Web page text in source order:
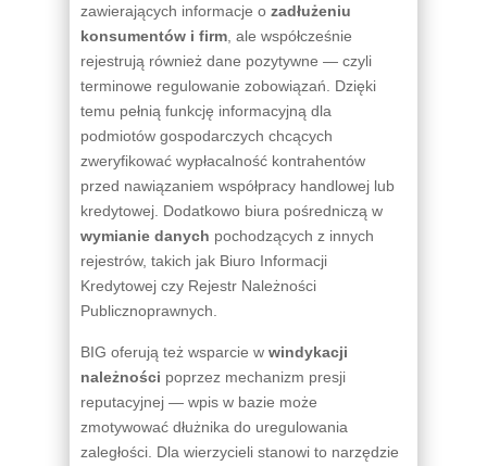
zawierających informacje o zadłużeniu
konsumentów i firm , ale współcześnie
rejestrują również dane pozytywne — czyli
terminowe regulowanie zobowiązań. Dzięki
temu pełnią funkcję informacyjną dla
podmiotów gospodarczych chcących
zweryfikować wypłacalność kontrahentów
przed nawiązaniem współpracy handlowej lub
kredytowej. Dodatkowo biura pośredniczą w
wymianie danych pochodzących z innych
rejestrów, takich jak Biuro Informacji
Kredytowej czy Rejestr Należności
Publicznoprawnych.
BIG oferują też wsparcie w windykacji
należności poprzez mechanizm presji
reputacyjnej — wpis w bazie może
zmotywować dłużnika do uregulowania
zaległości. Dla wierzycieli stanowi to narzędzie